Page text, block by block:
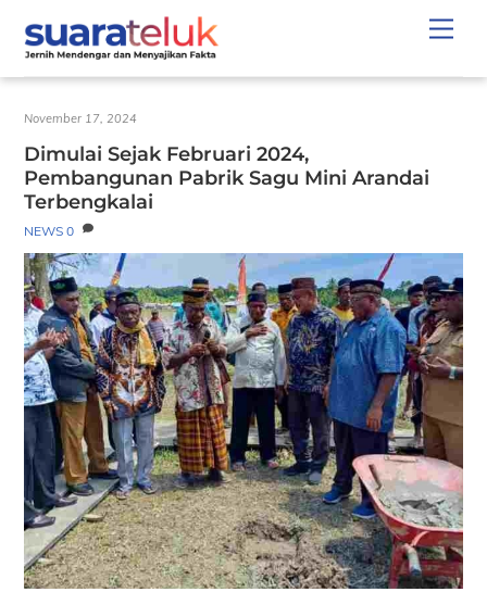
content
November 17, 2024
Dimulai Sejak Februari 2024,
Pembangunan Pabrik Sagu Mini Arandai
Terbengkalai
NEWS 0